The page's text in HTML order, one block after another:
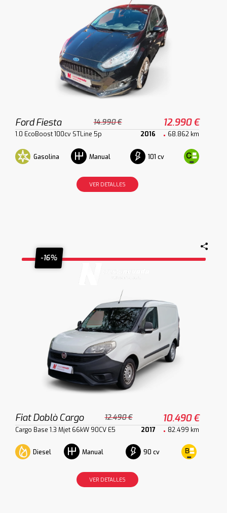
Ford Fiesta 14.990 € 12.990 €
1.0 EcoBoost 100cv STLine 5p 2016 68.862 km
Gasolina Manual 101 cv
VER DETALLES
-16%
Fiat Doblò Cargo 12.490 € 10.490 €
Cargo Base 1.3 Mjet 66kW 90CV E5 2017 82.499 km
Diesel Manual 90 cv
VER DETALLES